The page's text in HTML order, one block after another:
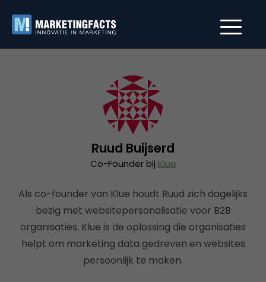
Ruud Buijserd
Co-Founder bij Klue
Als co-founder van Klue houdt Ruud zich dagelijks
bezig met websitepersonalisatie voor B2B
organisaties. Klue is de oplossing die organisaties
helpt om marketing data gedreven en websites
persoonlijk te maken.